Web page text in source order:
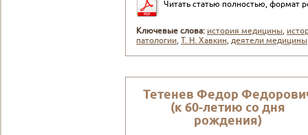
Читать статью полностью, формат
Ключевые слова: история медицины,
патологии,Т. Н. Хавкин,деятели медицины
Тетенев Федор
(к 60-летию со дня
рождения)